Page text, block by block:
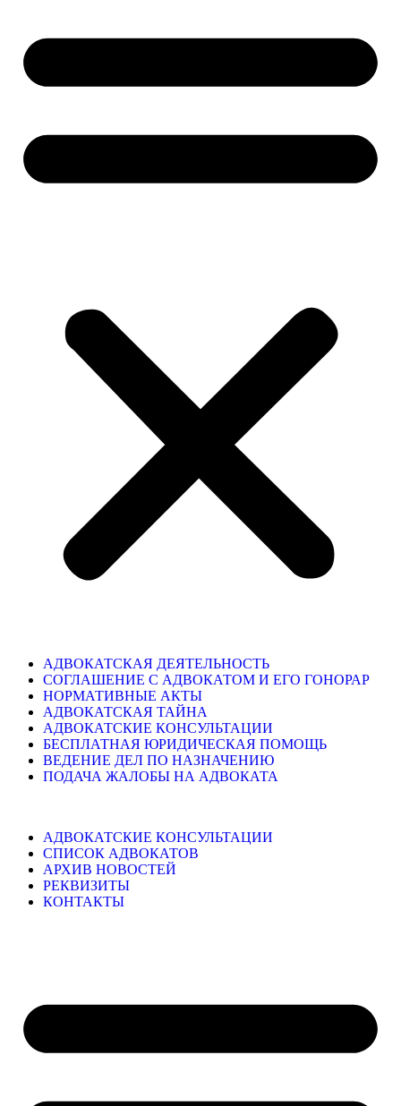
АДВОКАТСКАЯ ДЕЯТЕЛЬНОСТЬ
СОГЛАШЕНИЕ С АДВОКАТОМ И ЕГО ГОНОРАР
НОРМАТИВНЫЕ АКТЫ
АДВОКАТСКАЯ ТАЙНА
АДВОКАТСКИЕ КОНСУЛЬТАЦИИ
БЕСПЛАТНАЯ ЮРИДИЧЕСКАЯ ПОМОЩЬ
ВЕДЕНИЕ ДЕЛ ПО НАЗНАЧЕНИЮ
ПОДАЧА ЖАЛОБЫ НА АДВОКАТА
АДВОКАТСКИЕ КОНСУЛЬТАЦИИ
СПИСОК АДВОКАТОВ
АРХИВ НОВОСТЕЙ
РЕКВИЗИТЫ
КОНТАКТЫ